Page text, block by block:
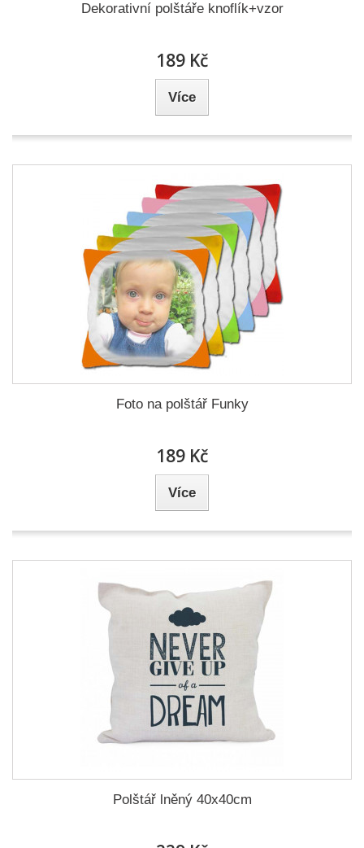
Dekorativní polštáře knoflík+vzor
189 Kč
Více
Foto na polštář Funky
189 Kč
Více
Polštář lněný 40x40cm